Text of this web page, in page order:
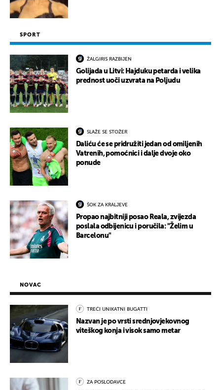
SPORT
ŽALGIRIS RAZBIJEN
Golijada u Litvi: Hajduku petarda i velika
prednost uoči uzvrata na Poljudu
SLAŽE SE STOŽER
Daliću će se pridružiti jedan od omiljenih
Vatrenih, pomoćnici i dalje dvoje oko
ponude
ŠOK ZA KRALJEVE
Propao najbitniji posao Reala, zvijezda
poslala odbijenicu i poručila: "Želim u
Barcelonu"
NOVAC
TREĆI UNIKATNI BUGATTI
Nazvan je po vrsti srednjovjekovnog
viteškog konja i visok samo metar
ZA POSLODAVCE